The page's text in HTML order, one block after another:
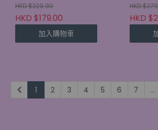
HKD $229.90
HKD $179.00
加入購物車
HKD
HKD
1 2 3 4 5 6 7 ...